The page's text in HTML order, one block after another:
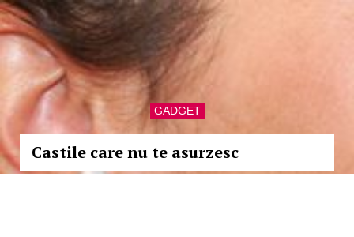
GADGET
Castile care nu te asurzesc